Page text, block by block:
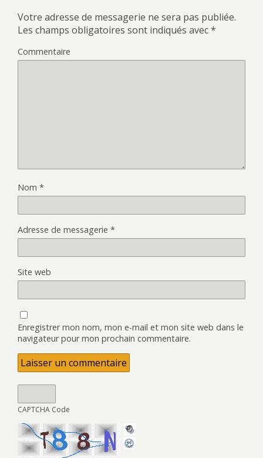
Votre adresse de messagerie ne sera pas publiée.
Les champs obligatoires sont indiqués avec*
Commentaire
Nom *
Adresse de messagerie *
Site web
Enregistrer mon nom, mon e-mail et mon site web dans le
navigateur pour mon prochain commentaire.
CAPTCHA Code